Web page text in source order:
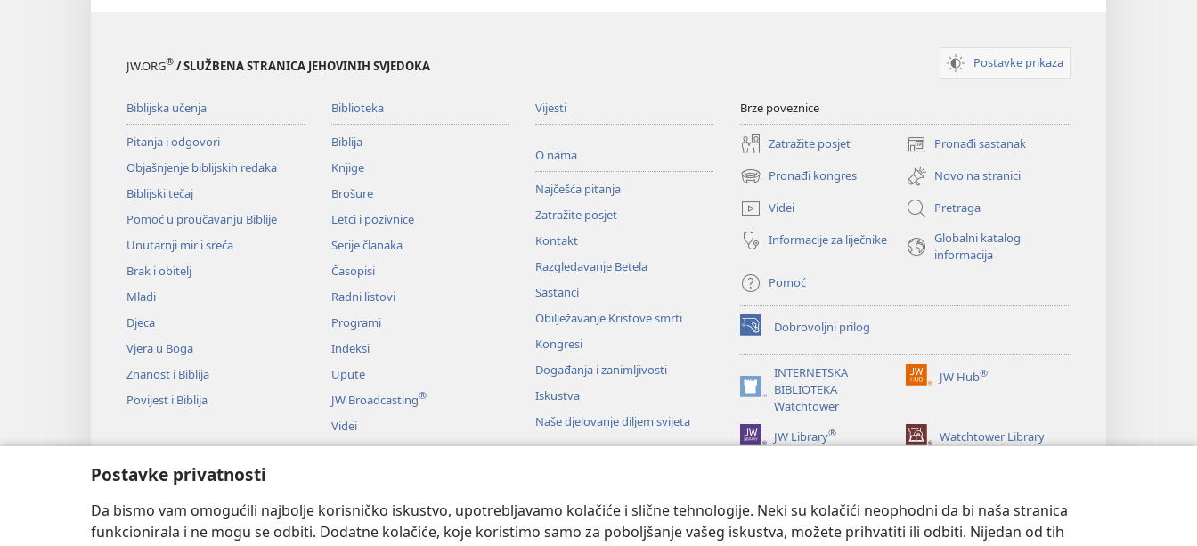
Postavke privatnosti
Da bismo vam omogućili najbolje korisničko iskustvo, upotrebljavamo kolačiće i slične tehnologije. Neki su kolačići neophodni da bi naša stranica
funkcionirala i ne mogu se odbiti. Dodatne kolačiće, koje koristimo samo za poboljšanje vašeg iskustva, možete prihvatiti ili odbiti. Nijedan od tih
JW.ORG® / SLUŽBENA STRANICA JEHOVINIH SVJEDOKA Postavke prikaza
Biblijska učenja
Pitanja i odgovori
Objašnjenje biblijskih redaka
Biblijski tečaj
Pomoć u proučavanju Biblije
Unutarnji mir i sreća
Brak i obitelj
Mladi
Djeca
Vjera u Boga
Znanost i Biblija
Povijest i Biblija
Biblioteka
Biblija
Knjige
Brošure
Letci i pozivnice
Serije članaka
Časopisi
Radni listovi
Programi
Indeksi
Upute
JW Broadcasting®
Videi
Glazba
Dramsko čitanje Biblije
Vijesti
O nama
Najčešća pitanja
Zatražite posjet
Kontakt
Razgledavanje Betela
Sastanci
Obilježavanje Kristove smrti
Kongresi
Događanja i zanimljivosti
Iskustva
Naše djelovanje diljem svijeta
Brze poveznice
Zatražite posjet Pronađi sastanak
(otvara
se
novi
prozor)
Pronađi kongres
(otvara
se
novi
prozor)
Novo na stranici
Videi
Pretraga
Informacije za liječnike
Globalni katalog
informacija
Pomoć
Dobrovoljni prilog
(otvara
se
prozor)
INTERNETSKA
BIBLIOTEKA
Watchtower
(otvara
novi
prozor)
JW Hub®
(otvara
prozor)
JW Library® Watchtower Library